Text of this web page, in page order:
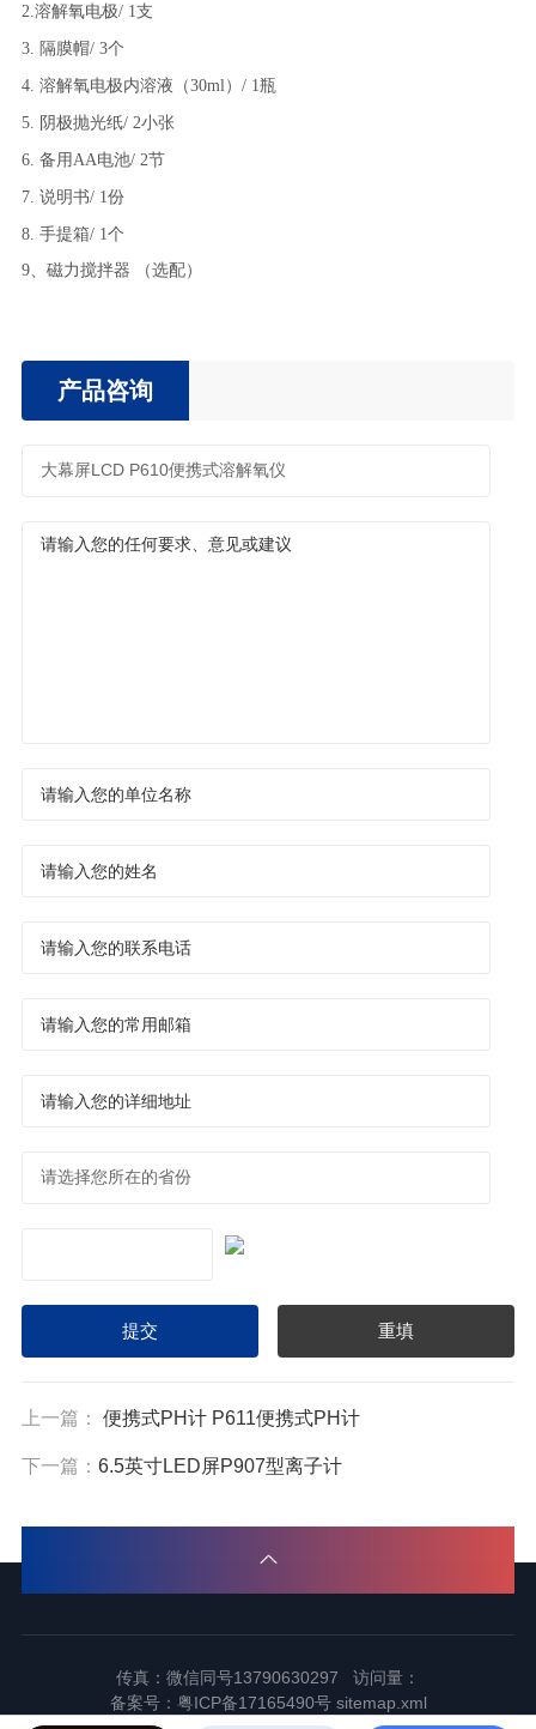
2.溶解氧电极/ 1支
3. 隔膜帽/ 3个
4. 溶解氧电极内溶液（30ml）/ 1瓶
5. 阴极抛光纸/ 2小张
6. 备用AA电池/ 2节
7. 说明书/ 1份
8. 手提箱/ 1个
9、磁力搅拌器 （选配）
产品咨询
上一篇： 便携式PH计 P611便携式PH计
下一篇： 6.5英寸LED屏P907型离子计
传真：微信同号13790630297 访问量：
备案号： 粤ICP备17165490号 sitemap.xml